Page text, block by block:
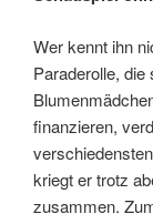
Wer kennt ihn
Paraderolle,
finanzieren,
kriegt er trotz
zusammen.